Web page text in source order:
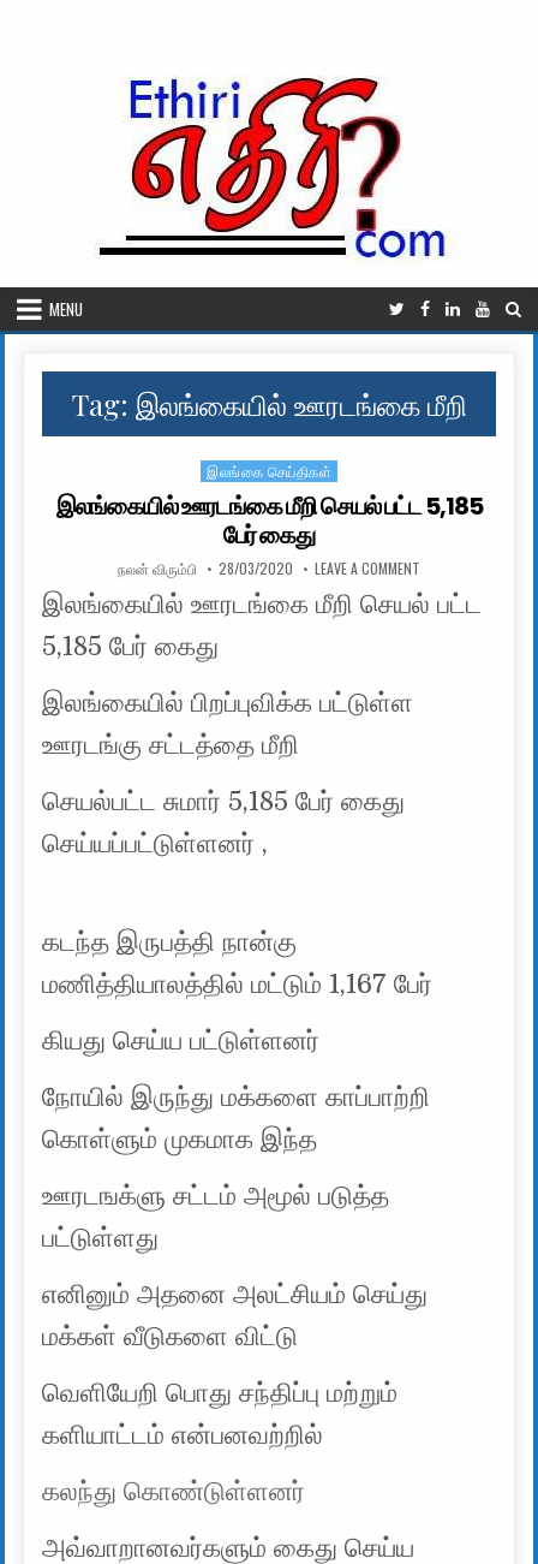
MENU
Tag: இலங்கையில் ஊரடங்கை மீறி
Posted in
இலங்கை செய்திகள்
இலங்கையில் ஊரடங்கை மீறி செயல் பட்ட 5,185
பேர் கைது
AUTHOR:
நலன் விரும்பி PUBLISHED DATE:
28/03/2020 LEAVE A COMMENT
இலங்கையில் ஊரடங்கை மீறி செயல் பட்ட
5,185 பேர் கைது
இலங்கையில் பிறப்புவிக்க பட்டுள்ள
ஊரடங்கு சட்டத்தை மீறி
செயல்பட்ட சுமார் 5,185 பேர் கைது
செய்யப்பட்டுள்ளனர் ,
கடந்த இருபத்தி நான்கு
மணித்தியாலத்தில் மட்டும் 1,167 பேர்
கியது செய்ய பட்டுள்ளனர்
நோயில் இருந்து மக்களை காப்பாற்றி
கொள்ளும் முகமாக இந்த
ஊரடஙக்ளு சட்டம் அமூல் படுத்த
பட்டுள்ளது
எனினும் அதனை அலட்சியம் செய்து
மக்கள் வீடுகளை விட்டு
வெளியேறி பொது சந்திப்பு மற்றும்
களியாட்டம் என்பனவற்றில்
கலந்து கொண்டுள்ளனர்
அவ்வாறானவர்களும் கைது செய்ய